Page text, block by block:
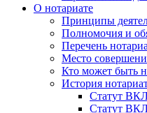
О нотариате
Принципы
Полномочия и
Перечень
Место
Кто может быть
История
Статут
Статут